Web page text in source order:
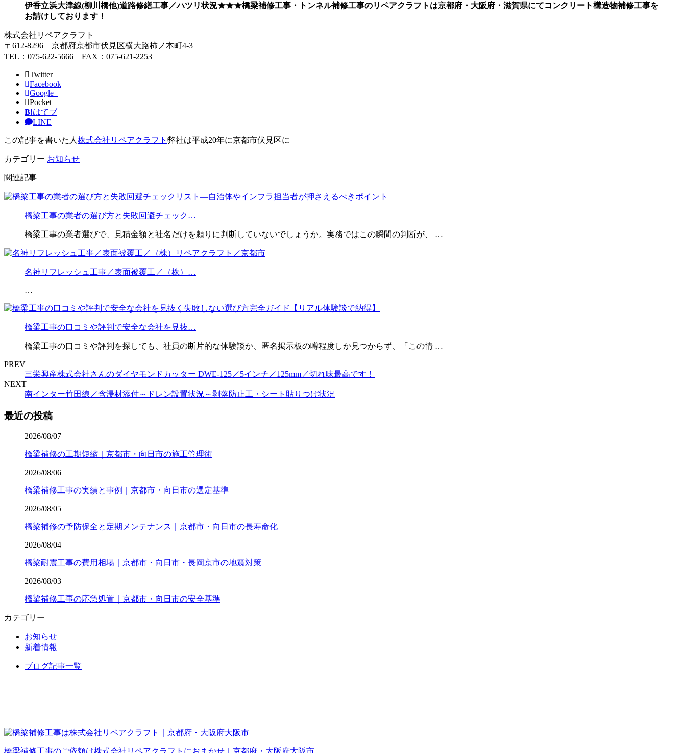
伊香立浜大津線(柳川橋他)道路修繕工事／ハツリ状況★★★橋梁補修工事・トンネル補修工事のリペアクラフトは京都府・大阪府・滋賀県にてコンクリート構造物補修工事を
お請けしております！
株式会社リペアクラフト
〒612-8296 京都府京都市伏見区横大路柿ノ本町4-3
TEL：075-622-5666 FAX：075-621-2253
Twitter
Facebook
Google+
Pocket
B!はてブ
LINE
この記事を書いた人 株式会社リペアクラフト 弊社は平成20年に京都市伏見区に
カテゴリー お知らせ
関連記事
橋梁工事の業者の選び方と失敗回避チェック…
橋梁工事の業者選びで、見積金額と社名だけを頼りに判断していないでしょうか。実務ではこの瞬間の判断が、 …
名神リフレッシュ工事／表面被覆工／（株）…
…
橋梁工事の口コミや評判で安全な会社を見抜…
橋梁工事の口コミや評判を探しても、社員の断片的な体験談か、匿名掲示板の噂程度しか見つからず、「この情 …
PREV
三栄興産株式会社さんのダイヤモンドカッター DWE-125／5インチ／125mm／切れ味最高です！
NEXT
南インター竹田線／含浸材添付～ドレン設置状況～剥落防止工・シート貼りつけ状況
最近の投稿
2026/08/07
橋梁補修の工期短縮｜京都市・向日市の施工管理術
2026/08/06
橋梁補修工事の実績と事例｜京都市・向日市の選定基準
2026/08/05
橋梁補修の予防保全と定期メンテナンス｜京都市・向日市の長寿命化
2026/08/04
橋梁耐震工事の費用相場｜京都市・向日市・長岡京市の地震対策
2026/08/03
橋梁補修工事の応急処置｜京都市・向日市の安全基準
カテゴリー
お知らせ
新着情報
ブログ記事一覧